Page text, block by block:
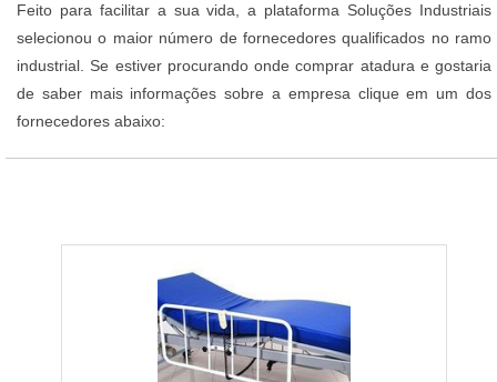
Feito para facilitar a sua vida, a plataforma Soluções Industriais
selecionou o maior número de fornecedores qualificados no ramo
industrial. Se estiver procurando onde comprar atadura e gostaria
de saber mais informações sobre a empresa clique em um dos
fornecedores abaixo: